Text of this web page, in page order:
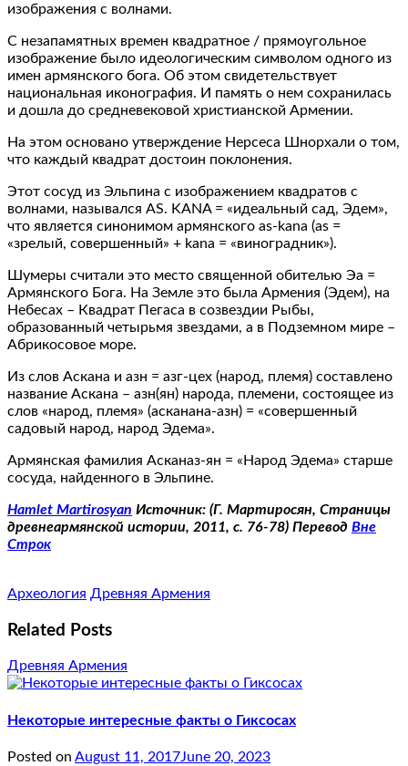
изображения с волнами.
С незапамятных времен квадратное / прямоугольное
изображение было идеологическим символом одного из
имен армянского бога. Об этом свидетельствует
национальная иконография. И память о нем сохранилась
и дошла до средневековой христианской Армении.
На этом основано утверждение Нерсеса Шнорхали о том,
что каждый квадрат достоин поклонения.
Этот сосуд из Эльпина с изображением квадратов с
волнами, назывался AS. KANA = «идеальный сад, Эдем»,
что является синонимом армянского as-kana (as =
«зрелый, совершенный» + kana = «виноградник»).
Шумеры считали это место священной обителью Эа =
Армянского Бога. На Земле это была Армения (Эдем), на
Небесах – Квадрат Пегаса в созвездии Рыбы,
образованный четырьмя звездами, а в Подземном мире –
Абрикосовое море.
Из слов Аскана и азн = азг-цех (народ, племя) составлено
название Аскана – азн(ян) народа, племени, состоящее из
слов «народ, племя» (асканана-азн) = «совершенный
садовый народ, народ Эдема».
Армянская фамилия Асканаз-ян = «Народ Эдема» старше
сосуда, найденного в Эльпине.
Hamlet Martirosyan Источник: (Г. Мартиросян, Страницы
древнеармянской истории, 2011, с. 76-78) Перевод Вне
Строк
Археология Древняя Армения
Related Posts
Древняя Армения
Некоторые интересные факты о Гиксосах
Posted on August 11, 2017June 20, 2023